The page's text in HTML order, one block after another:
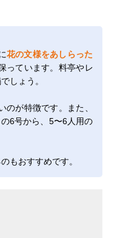
花の文様をあしらった
っています。料亭やレ
しょう。
が特徴です。また、
6号から、5〜6人用の
もおすすめです。